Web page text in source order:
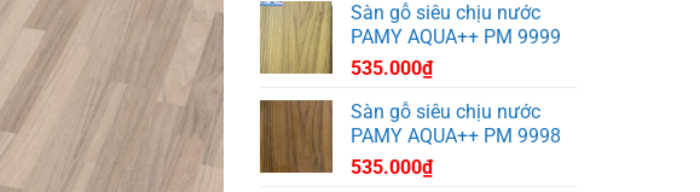
Sàn gỗ siêu chịu nước
PAMY AQUA++ PM 9999
535.000₫
Sàn gỗ siêu chịu nước
PAMY AQUA++ PM 9998
535.000₫